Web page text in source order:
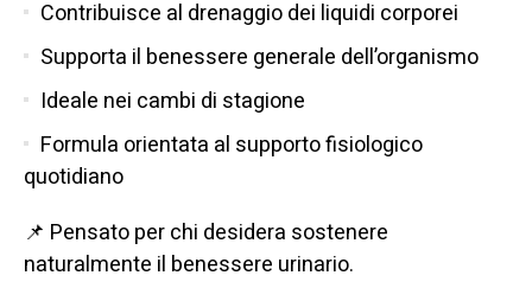
Contribuisce al drenaggio dei liquidi corporei
Supporta il benessere generale dell’organismo
Ideale nei cambi di stagione
Formula orientata al supporto fisiologico
quotidiano
📌 Pensato per chi desidera sostenere
naturalmente il benessere urinario.